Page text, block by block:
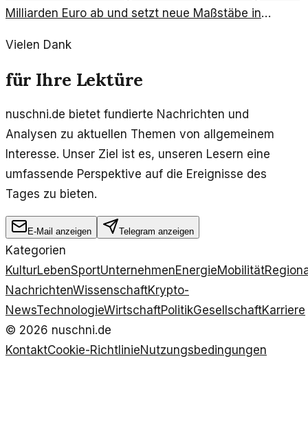
Milliarden Euro ab und setzt neue Maßstäbe in
das Unternehmen Aufsehen in der Luftfahrtbranche.
Vielen Dank
für Ihre Lektüre
nuschni.de bietet fundierte Nachrichten und
Analysen zu aktuellen Themen von allgemeinem
Interesse. Unser Ziel ist es, unseren Lesern eine
umfassende Perspektive auf die Ereignisse des
Tages zu bieten.
E-Mail anzeigen Telegram anzeigen
Kategorien
KulturLebenSportUnternehmenEnergieMobilität
NachrichtenWissenschaftKrypto-
NewsTechnologieWirtschaftPolitikGesellschaftKarriere
© 2026 nuschni.de
KontaktCookie-RichtlinieNutzungsbedingungen